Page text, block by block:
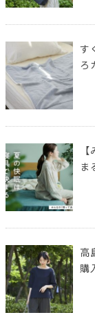
す
ろ
ま
高
購